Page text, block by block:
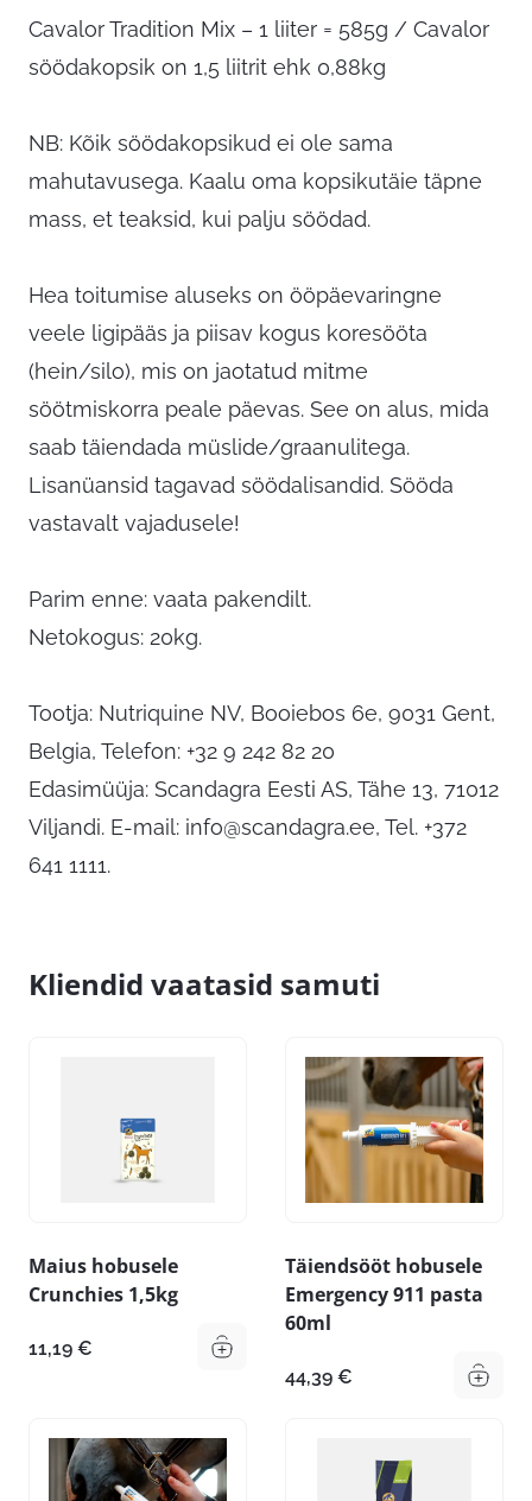
Cavalor Tradition Mix – 1 liiter = 585g / Cavalor
söödakopsik on 1,5 liitrit ehk 0,88kg
NB: Kõik söödakopsikud ei ole sama
mahutavusega. Kaalu oma kopsikutäie täpne
mass, et teaksid, kui palju söödad.
Hea toitumise aluseks on ööpäevaringne
veele ligipääs ja piisav kogus koresööta
(hein/silo), mis on jaotatud mitme
söötmiskorra peale päevas. See on alus, mida
saab täiendada müslide/graanulitega.
Lisanüansid tagavad söödalisandid. Sööda
vastavalt vajadusele!
Parim enne: vaata pakendilt.
Netokogus: 20kg.
Tootja: Nutriquine NV, Booiebos 6e, 9031 Gent,
Belgia, Telefon: +32 9 242 82 20
Edasimüüja: Scandagra Eesti AS, Tähe 13, 71012
Viljandi. E-mail: info@scandagra.ee, Tel. +372
641 1111.
Kliendid vaatasid samuti
Maius hobusele
Crunchies 1,5kg
11,19 €
Täiendsööt hobusele
Emergency 911 pasta
60ml
44,39 €